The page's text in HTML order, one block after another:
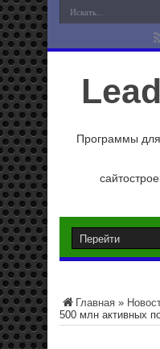
Программы
Главная »
500 млн активных